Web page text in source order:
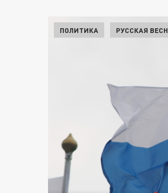
ПОЛИТИКА РУССКАЯ